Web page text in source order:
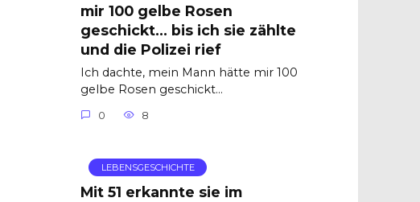
mir 100 gelbe Rosen
geschickt… bis ich sie zählte
und die Polizei rief
Ich dachte, mein Mann hätte mir 100
gelbe Rosen geschickt…
0 8
LEBENSGESCHICHTE
Mit 51 erkannte sie im